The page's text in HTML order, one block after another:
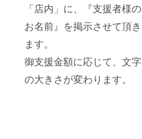
「店内」に、『支援者様の
お名前』を掲示させて頂き
ます。
御支援金額に応じて、文字
の大きさが変わります。